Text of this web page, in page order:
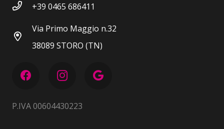
+39 0465 686411
Via Primo Maggio n.32
38089 STORO (TN)
P.IVA 00604430223